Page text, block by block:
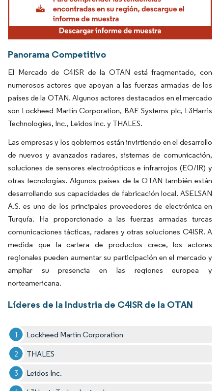
Panorama Competitivo
El Mercado de C4ISR de la OTAN está fragmentado, con
numerosos actores que apoyan a las fuerzas armadas de los
países de la OTAN. Algunos actores destacados en el mercado
son Lockheed Martin Corporation, BAE Systems plc, L3Harris
Technologies, Inc., Leidos Inc. y THALES.
Las empresas y los gobiernos están invirtiendo en el desarrollo
de nuevos y avanzados radares, sistemas de comunicación,
soluciones de sensores electroópticos e infrarrojos (EO/IR) y
otras tecnologías. Algunos países de la OTAN también están
desarrollando sus capacidades de fabricación local. ASELSAN
A.S. es uno de los principales proveedores de electrónica en
Turquía. Ha proporcionado a las fuerzas armadas turcas
comunicaciones tácticas, radares y otras soluciones C4ISR. A
medida que la cartera de productos crece, los actores
regionales pueden aumentar su participación en el mercado y
ampliar su presencia en las regiones europea y
norteamericana.
Líderes de la Industria de C4ISR de la OTAN
Lockheed Martin Corporation
THALES
Leidos Inc.